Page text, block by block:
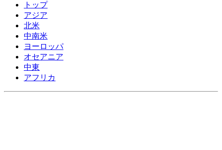
トップ
アジア
北米
中南米
ヨーロッパ
オセアニア
中東
アフリカ